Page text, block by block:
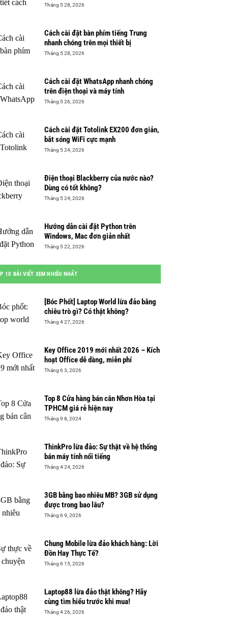
Tháng 5 28, 2026
Cách cài đặt bàn phím tiếng Trung
nhanh chóng trên mọi thiết bị
Tháng 5 28, 2026
Cách cài đặt WhatsApp nhanh chóng
trên điện thoại và máy tính
Tháng 5 26, 2026
Cách cài đặt Totolink EX200 đơn giản,
bắt sóng WiFi cực mạnh
Tháng 5 24, 2026
Điện thoại Blackberry của nước nào?
Dùng có tốt không?
Tháng 5 24, 2026
Hướng dẫn cài đặt Python trên
Windows, Mac đơn giản nhất
Tháng 5 22, 2026
10 BÀI VIẾT XEM NHIỀU NHẤT
[Bóc Phốt] Laptop World lừa đảo bằng
chiêu trò gì? Có thật không?
Tháng 4 27, 2026
Key Office 2019 mới nhất 2026 – Kích
hoạt Office dễ dàng, miễn phí
Tháng 6 3, 2026
Top 8 Cửa hàng bán cân Nhơn Hòa tại
TPHCM giá rẻ hiện nay
Tháng 9 8, 2024
ThinkPro lừa đảo: Sự thật về hệ thống
bán máy tính nổi tiếng
Tháng 4 24, 2026
3GB bằng bao nhiêu MB? 3GB sử dụng
được trong bao lâu?
Tháng 6 9, 2026
Chung Mobile lừa đảo khách hàng: Lời
Đồn Hay Thực Tế?
Tháng 6 15, 2026
Laptop88 lừa đảo thật không? Hãy
cùng tìm hiểu trước khi mua!
Tháng 4 26, 2026